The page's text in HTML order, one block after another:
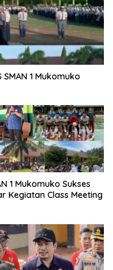
1 Mukomuko
1 Mukomuko Sukses
Kegiatan Class Meeting